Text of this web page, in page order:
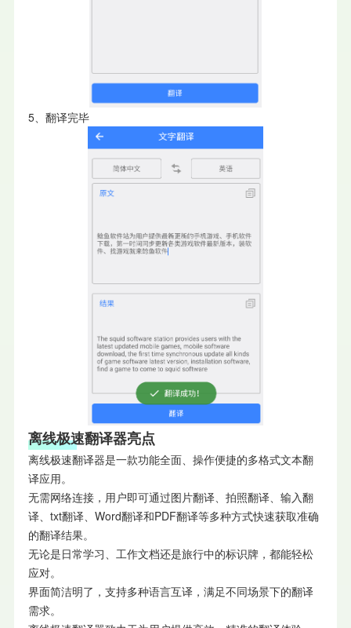
5、翻译完毕
离线极速翻译器亮点
离线极速翻译器是一款功能全面、操作便捷的多格式文本翻
译应用。
无需网络连接，用户即可通过图片翻译、拍照翻译、输入翻
译、txt翻译、Word翻译和PDF翻译等多种方式快速获取准确
的翻译结果。
无论是日常学习、工作文档还是旅行中的标识牌，都能轻松
应对。
界面简洁明了，支持多种语言互译，满足不同场景下的翻译
需求。